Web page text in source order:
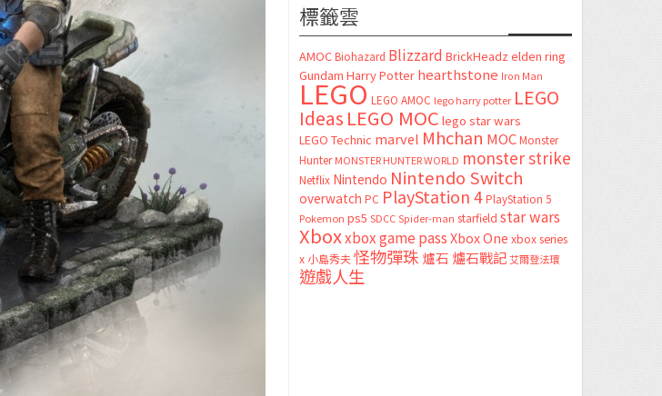
標籤雲
AMOC Biohazard Blizzard BrickHeadz elden ring
Gundam Harry Potter hearthstone Iron Man
LEGO LEGO AMOC lego harry potter LEGO
Ideas LEGO MOC lego star wars
LEGO Technic marvel Mhchan MOC Monster
Hunter MONSTER HUNTER WORLD monster strike
Netflix Nintendo Nintendo Switch
overwatch PC PlayStation 4 PlayStation 5
Pokemon ps5 SDCC Spider-man starfield star wars
Xboxxbox game passXbox One xbox series
x 小島秀夫怪物彈珠 爐石 爐石戰記艾爾登法環
遊戲人生